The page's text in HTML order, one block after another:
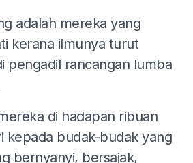
adalah mereka yang
kerana ilmunya turut
pengadil rancangan lumba
di hadapan ribuan
kepada budak-budak yang
bernyanyi, bersajak,